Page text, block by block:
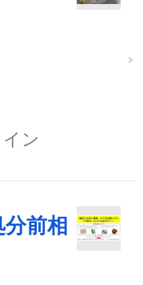
ン
前相